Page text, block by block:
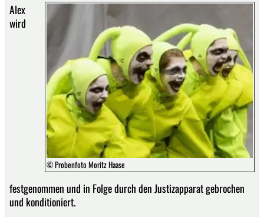
© Probenfoto Moritz Haase
Alex
wird
festgenommen und in Folge durch den Justizapparat gebrochen
und konditioniert.